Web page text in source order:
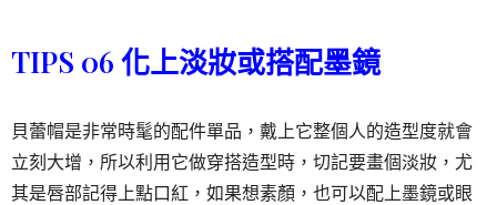
TIPS 06 化上淡妝或搭配墨鏡
貝蕾帽是非常時髦的配件單品，戴上它整個人的造型度就會
立刻大增，所以利用它做穿搭造型時，切記要畫個淡妝，尤
其是唇部記得上點口紅，如果想素顏，也可以配上墨鏡或眼